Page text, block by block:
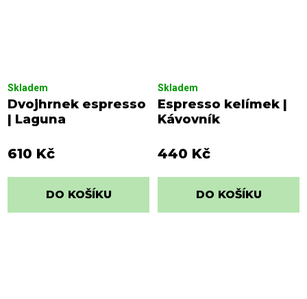
Dvojhrnek espresso
| Laguna
Skladem
610 Kč
DO KOŠÍKU
Espresso kelímek |
Kávovník
Skladem
440 Kč
DO KOŠÍKU